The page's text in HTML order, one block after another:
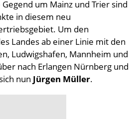
um Mainz und Trier sind
in diesem neu
Um den
Landes ab einer Linie mit den
Ludwigshafen, Mannheim und
nach Erlangen Nürnberg und
nun Jürgen Müller.